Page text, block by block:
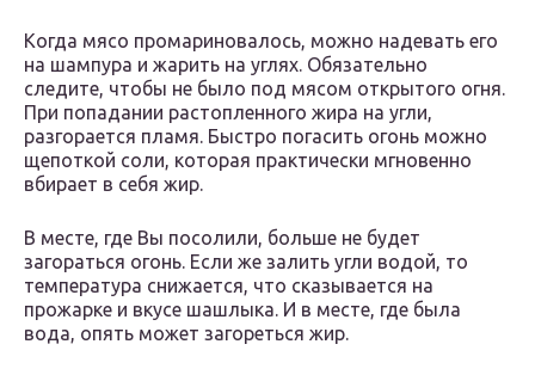
Когда мясо промариновалось, можно надевать его
на шампура и жарить на углях. Обязательно
следите, чтобы не было под мясом открытого огня.
При попадании растопленного жира на угли,
разгорается пламя. Быстро погасить огонь можно
щепоткой соли, которая практически мгновенно
вбирает в себя жир.
В месте, где Вы посолили, больше не будет
загораться огонь. Если же залить угли водой, то
температура снижается, что сказывается на
прожарке и вкусе шашлыка. И в месте, где была
вода, опять может загореться жир.